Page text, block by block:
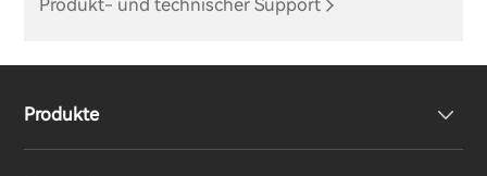
Produkt- und technischer Support
Produkte